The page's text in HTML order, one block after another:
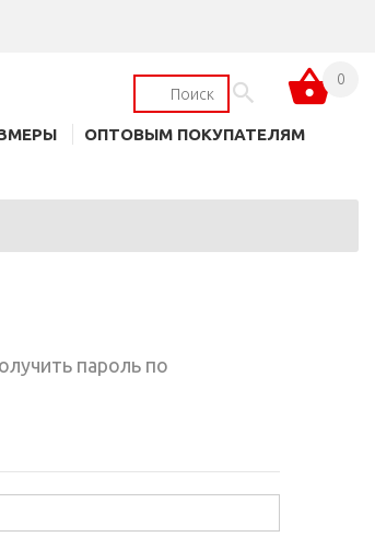
0
ОПТОВЫМ ПОКУПАТЕЛЯМ
пароль по